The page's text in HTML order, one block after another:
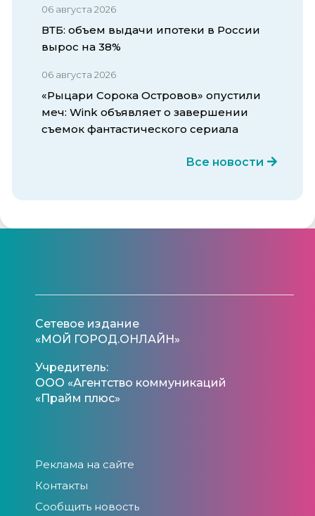
06 августа 2026
ВТБ: объем выдачи ипотеки в России
вырос на 38%
06 августа 2026
«Рыцари Сорока Островов» опустили
меч: Wink объявляет о завершении
съемок фантастического сериала
Все новости
Сетевое издание
«МОЙ ГОРОД.ОНЛАЙН»
Учредитель:
ООО «Агентство коммуникаций
«Прайм плюс»
Реклама на сайте
Контакты
Сообщить новость